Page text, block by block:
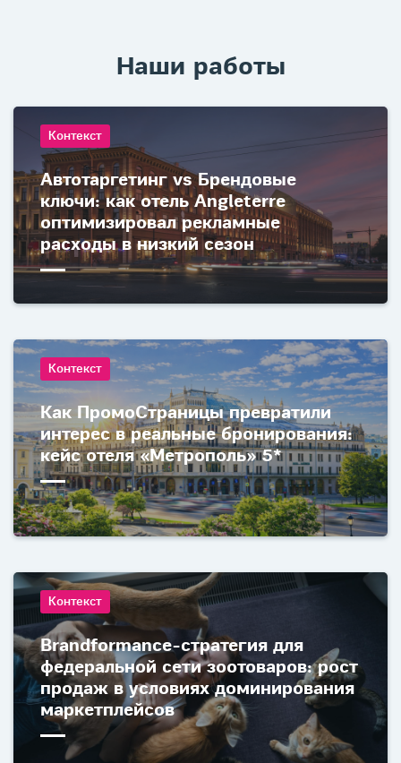
Наши работы
Контекст
Автотаргетинг vs Брендовые
ключи: как отель Angleterre
оптимизировал рекламные
расходы в низкий сезон
Контекст
Как ПромоСтраницы превратили
интерес в реальные бронирования:
кейс отеля «Метрополь» 5*
Контекст
Brandformance-стратегия для
федеральной сети зоотоваров: рост
продаж в условиях доминирования
маркетплейсов